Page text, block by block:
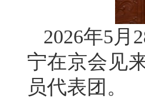
2026年5月
宁在京会见
员代表团。